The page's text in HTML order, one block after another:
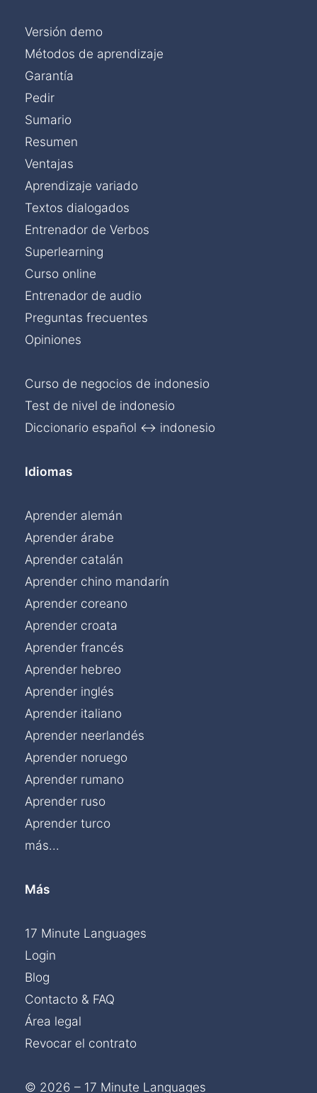
Versión demo
Métodos de aprendizaje
Garantía
Pedir
Sumario
Resumen
Ventajas
Aprendizaje variado
Textos dialogados
Entrenador de Verbos
Superlearning
Curso online
Entrenador de audio
Preguntas frecuentes
Opiniones
Curso de negocios de indonesio
Test de nivel de indonesio
Diccionario español ↔ indonesio
Idiomas
Aprender alemán
Aprender árabe
Aprender catalán
Aprender chino mandarín
Aprender coreano
Aprender croata
Aprender francés
Aprender hebreo
Aprender inglés
Aprender italiano
Aprender neerlandés
Aprender noruego
Aprender rumano
Aprender ruso
Aprender turco
más...
Más
17 Minute Languages
Login
Blog
Contacto & FAQ
Área legal
Revocar el contrato
© 2026 – 17 Minute Languages